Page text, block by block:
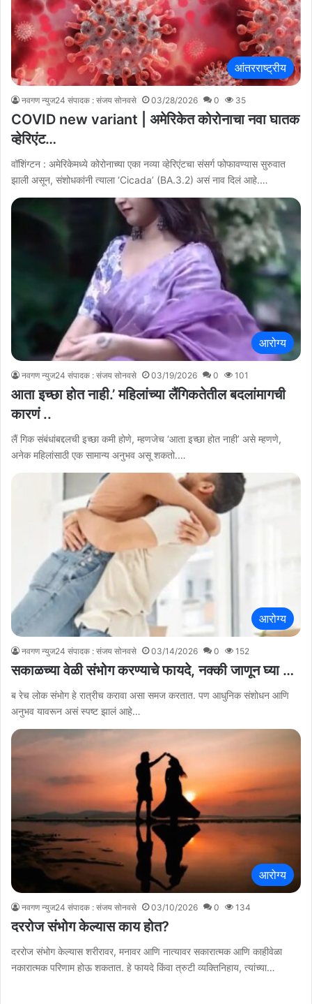
आंतरराष्ट्रीय
नवगण न्युज24 संपादक : संजय सोनवसे 03/28/2026 0 35
COVID new variant | अमेरिकेत कोरोनाचा नवा घातक
व्हेरिएंट…
वॉशिंग्टन : अमेरिकेमध्ये कोरोनाच्या एका नव्या व्हेरिएंटचा संसर्ग फोफावण्यास सुरुवात
झाली असून, संशोधकांनी त्याला ‘Cicada’ (BA.3.2) असं नाव दिलं आहे.…
आरोग्य
नवगण न्युज24 संपादक : संजय सोनवसे 03/19/2026 0 101
आता इच्छा होत नाही.’ महिलांच्या लैंगिकतेतील बदलांमागची
कारणं ..
लैं गिक संबंधांबद्दलची इच्छा कमी होणे, म्हणजेच ‘आता इच्छा होत नाही’ असे म्हणणे,
अनेक महिलांसाठी एक सामान्य अनुभव असू शकतो.…
आरोग्य
नवगण न्युज24 संपादक : संजय सोनवसे 03/14/2026 0 152
सकाळच्या वेळी संभोग करण्याचे फायदे, नक्की जाणून घ्या …
ब रेच लोक संभोग हे रात्रीच करावा असा समज करतात. पण आधुनिक संशोधन आणि
अनुभव यावरून असं स्पष्ट झालं आहे…
आरोग्य
नवगण न्युज24 संपादक : संजय सोनवसे 03/10/2026 0 134
दररोज संभोग केल्यास काय होत?
दररोज संभोग केल्यास शरीरावर, मनावर आणि नात्यावर सकारात्मक आणि काहीवेळा
नकारात्मक परिणाम होऊ शकतात. हे फायदे किंवा त्रुटी व्यक्तिनिहाय, त्यांच्या…